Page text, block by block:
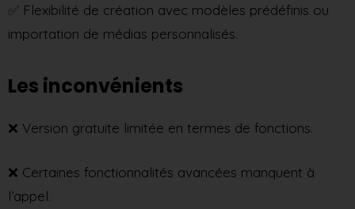
✅ Flexibilité de création avec modèles prédéfinis ou
importation de médias personnalisés.
Les inconvénients
❌ Version gratuite limitée en termes de fonctions.
❌ Certaines fonctionnalités avancées manquent à
l’appel.